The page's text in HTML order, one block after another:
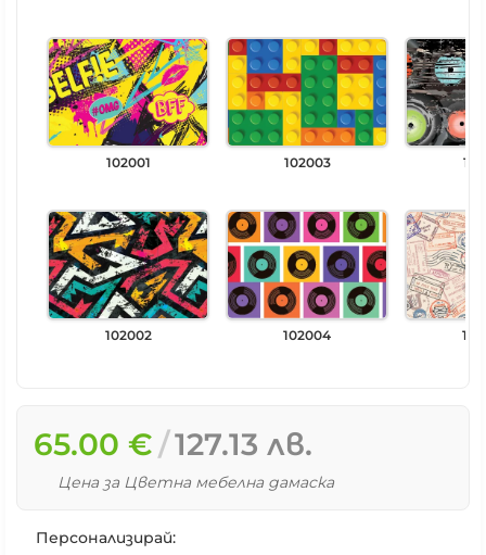
102001
102002
102003
102004
65.00 € 127.13 лв.
Цена за Цветна мебелна дамаска
Персонализирай: